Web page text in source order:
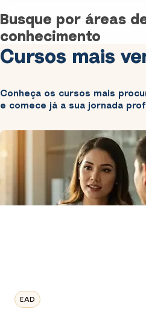
Busque por áreas
conhecimento
Cursos mais
Conheça os cursos mais
e comece já a sua jornada
EAD